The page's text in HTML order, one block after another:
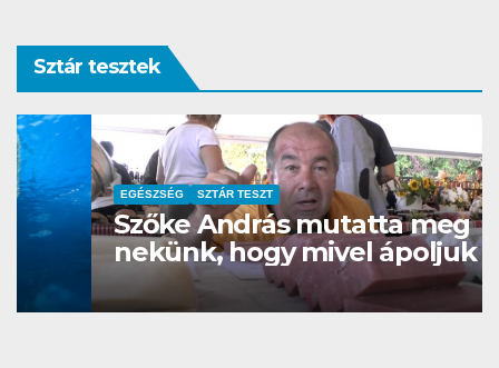
Sztár tesztek
EGÉSZSÉG SZTÁR TESZT
Szőke András mutatta meg
nekünk, hogy mivel ápoljuk a
bőrünket